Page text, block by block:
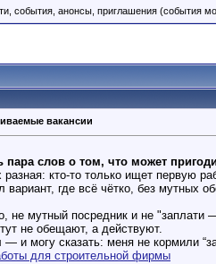
события, анонсы, приглашения (события
вакансии
пара слов о том, что может
разная: кто-то только ищет первую
где всё чётко, без мутных
не мутный посредник и не
не обещают, а действуют.
и могу сказать: меня не кормили
для строительной фирмы